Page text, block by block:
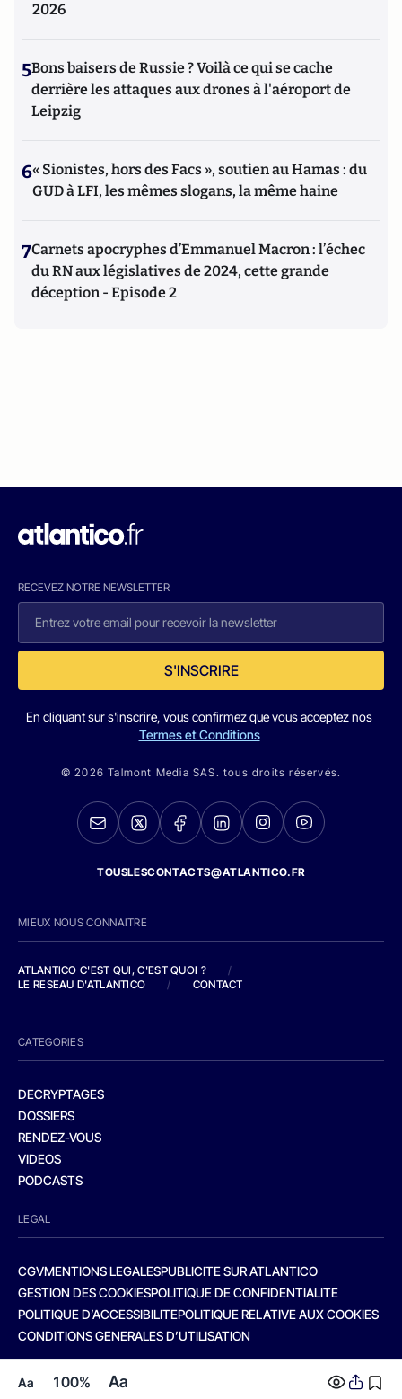
Aa 100% Aa
2026
5Bons baisers de Russie ? Voilà ce qui se cache
derrière les attaques aux drones à l'aéroport de
Leipzig
6« Sionistes, hors des Facs », soutien au Hamas : du
GUD à LFI, les mêmes slogans, la même haine
7Carnets apocryphes d’Emmanuel Macron : l’échec
du RN aux législatives de 2024, cette grande
déception - Episode 2
RECEVEZ NOTRE NEWSLETTER
S'INSCRIRE
En cliquant sur s'inscrire, vous confirmez que vous acceptez nos
Termes et Conditions
© 2026 Talmont Media SAS. tous droits réservés.
TOUSLESCONTACTS@ATLANTICO.FR
MIEUX NOUS CONNAITRE
ATLANTICO C'EST QUI, C'EST QUOI ?
/
LE RESEAU D'ATLANTICO
/ CONTACT
CATEGORIES
DECRYPTAGES
DOSSIERS
RENDEZ-VOUS
VIDEOS
PODCASTS
LEGAL
CGVMENTIONS LEGALESPUBLICITE SUR ATLANTICO
GESTION DES COOKIESPOLITIQUE DE CONFIDENTIALITE
POLITIQUE D’ACCESSIBILITEPOLITIQUE RELATIVE AUX COOKIES
CONDITIONS GENERALES D’UTILISATION